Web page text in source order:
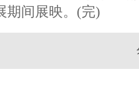
期间展映。(完)